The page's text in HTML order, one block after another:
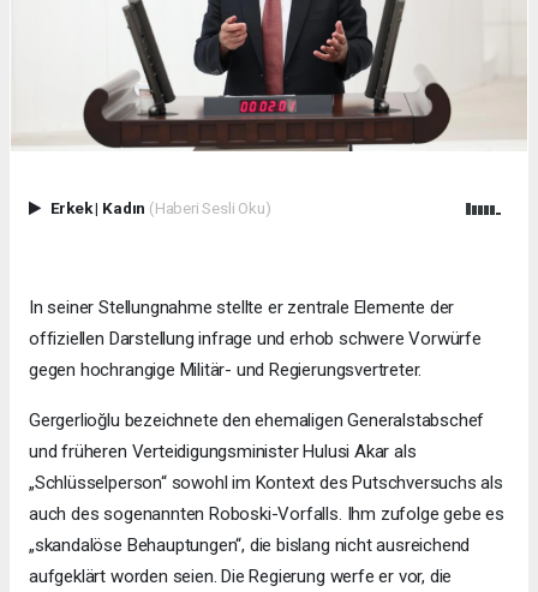
Erkek| Kadın (Haberi Sesli Oku)
In seiner Stellungnahme stellte er zentrale Elemente der
offiziellen Darstellung infrage und erhob schwere Vorwürfe
gegen hochrangige Militär- und Regierungsvertreter.
Gergerlioğlu bezeichnete den ehemaligen Generalstabschef
und früheren Verteidigungsminister Hulusi Akar als
„Schlüsselperson“ sowohl im Kontext des Putschversuchs als
auch des sogenannten Roboski-Vorfalls. Ihm zufolge gebe es
„skandalöse Behauptungen“, die bislang nicht ausreichend
aufgeklärt worden seien. Die Regierung werfe er vor, die